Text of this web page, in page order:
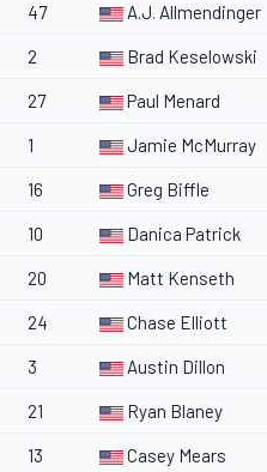
47 A.J. Allmendinger
2 Brad Keselowski
27 Paul Menard
1 Jamie McMurray
16 Greg Biffle
10 Danica Patrick
20 Matt Kenseth
24 Chase Elliott
3 Austin Dillon
21 Ryan Blaney
13 Casey Mears